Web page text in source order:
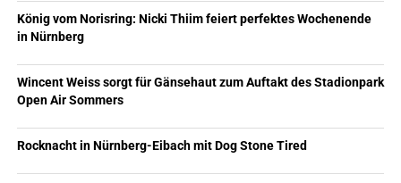
König vom Norisring: Nicki Thiim feiert perfektes Wochenende
in Nürnberg
Wincent Weiss sorgt für Gänsehaut zum Auftakt des Stadionpark
Open Air Sommers
Rocknacht in Nürnberg-Eibach mit Dog Stone Tired